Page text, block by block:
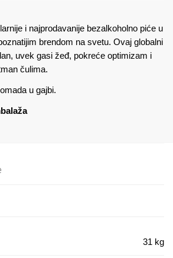
i najprodavanije bezalkoholno piće u
brendom na svetu. Ovaj globalni
uvek gasi žeđ, pokreće optimizam i
čulima.
u gajbi.
31 kg